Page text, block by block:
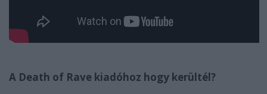
A Death of Rave kiadóhoz hogy kerültél?